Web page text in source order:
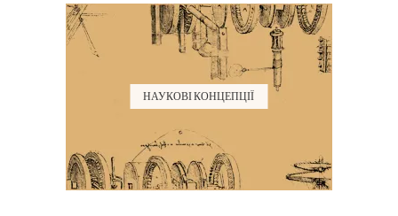
НАУКОВІ КОНЦЕПЦІЇ